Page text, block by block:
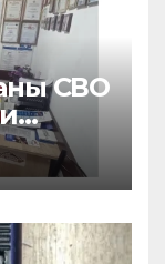
СВО